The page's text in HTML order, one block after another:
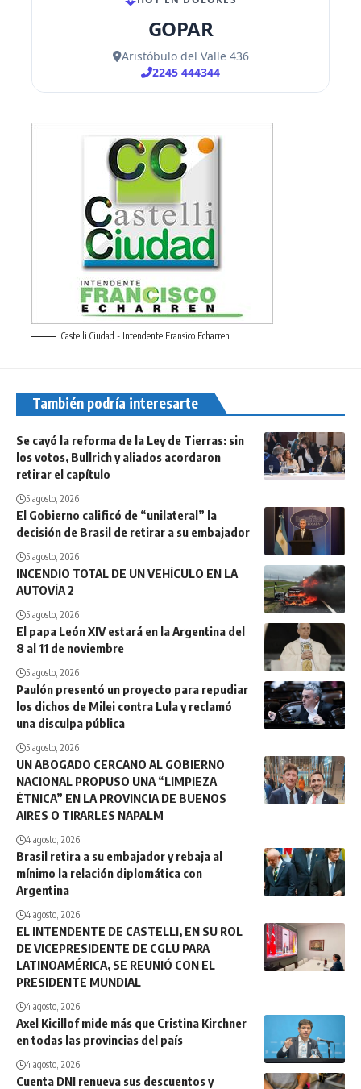
Castelli Ciudad - Intendente Fransico Echarren
También podría interesarte
Se cayó la reforma de la Ley de Tierras: sin
los votos, Bullrich y aliados acordaron
retirar el capítulo
5 agosto, 2026
El Gobierno calificó de “unilateral” la
decisión de Brasil de retirar a su embajador
5 agosto, 2026
INCENDIO TOTAL DE UN VEHÍCULO EN LA
AUTOVÍA 2
5 agosto, 2026
El papa León XIV estará en la Argentina del
8 al 11 de noviembre
5 agosto, 2026
Paulón presentó un proyecto para repudiar
los dichos de Milei contra Lula y reclamó
una disculpa pública
5 agosto, 2026
UN ABOGADO CERCANO AL GOBIERNO
NACIONAL PROPUSO UNA “LIMPIEZA
ÉTNICA” EN LA PROVINCIA DE BUENOS
AIRES O TIRARLES NAPALM
4 agosto, 2026
Brasil retira a su embajador y rebaja al
mínimo la relación diplomática con
Argentina
4 agosto, 2026
EL INTENDENTE DE CASTELLI, EN SU ROL
DE VICEPRESIDENTE DE CGLU PARA
LATINOAMÉRICA, SE REUNIÓ CON EL
PRESIDENTE MUNDIAL
4 agosto, 2026
Axel Kicillof mide más que Cristina Kirchner
en todas las provincias del país
4 agosto, 2026
Cuenta DNI renueva sus descuentos y